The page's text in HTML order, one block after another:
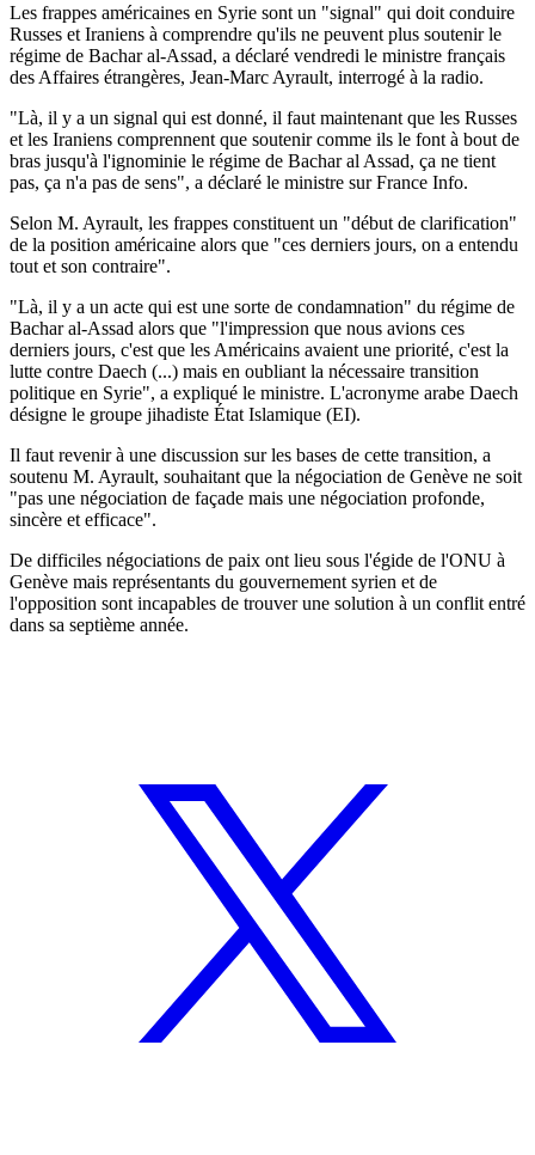
Les frappes américaines en Syrie sont un "signal" qui doit conduire
Russes et Iraniens à comprendre qu'ils ne peuvent plus soutenir le
régime de Bachar al-Assad, a déclaré vendredi le ministre français
des Affaires étrangères, Jean-Marc Ayrault, interrogé à la radio.
"Là, il y a un signal qui est donné, il faut maintenant que les Russes
et les Iraniens comprennent que soutenir comme ils le font à bout de
bras jusqu'à l'ignominie le régime de Bachar al Assad, ça ne tient
pas, ça n'a pas de sens", a déclaré le ministre sur France Info.
Selon M. Ayrault, les frappes constituent un "début de clarification"
de la position américaine alors que "ces derniers jours, on a entendu
tout et son contraire".
"Là, il y a un acte qui est une sorte de condamnation" du régime de
Bachar al-Assad alors que "l'impression que nous avions ces
derniers jours, c'est que les Américains avaient une priorité, c'est la
lutte contre Daech (...) mais en oubliant la nécessaire transition
politique en Syrie", a expliqué le ministre. L'acronyme arabe Daech
désigne le groupe jihadiste État Islamique (EI).
Il faut revenir à une discussion sur les bases de cette transition, a
soutenu M. Ayrault, souhaitant que la négociation de Genève ne soit
"pas une négociation de façade mais une négociation profonde,
sincère et efficace".
De difficiles négociations de paix ont lieu sous l'égide de l'ONU à
Genève mais représentants du gouvernement syrien et de
l'opposition sont incapables de trouver une solution à un conflit entré
dans sa septième année.